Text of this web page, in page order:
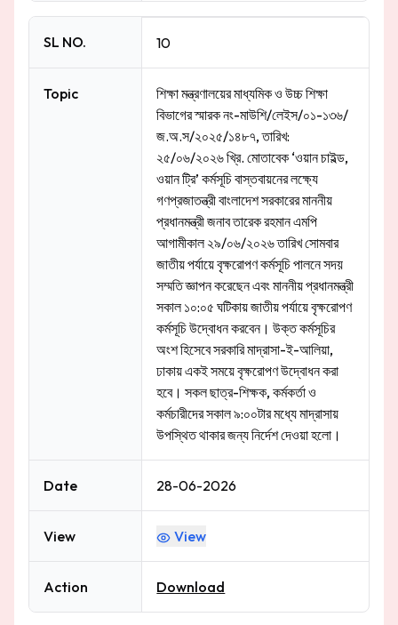
SL NO. 10
Topic
শিক্ষা মন্ত্রণালয়ের মাধ্যমিক ও উচ্চ শিক্ষা
বিভাগের স্মারক নং-মাউশি/লেইস/০১-১৩৬/
জ.অ.স/২০২৫/১৪৮৭, তারিখ:
২৫/০৬/২০২৬ খ্রি. মোতাবেক ‘ওয়ান চাইল্ড,
ওয়ান ট্রি’ কর্মসূচি বাস্তবায়নের লক্ষ্যে
গণপ্রজাতন্ত্রী বাংলাদেশ সরকারের মাননীয়
প্রধানমন্ত্রী জনাব তারেক রহমান এমপি
আগামীকাল ২৯/০৬/২০২৬ তারিখ সোমবার
জাতীয় পর্যায়ে বৃক্ষরোপণ কর্মসূচি পালনে সদয়
সম্মতি জ্ঞাপন করেছেন এবং মাননীয় প্রধানমন্ত্রী
সকাল ১০:০৫ ঘটিকায় জাতীয় পর্যায়ে বৃক্ষরোপণ
কর্মসূচি উদ্বোধন করবেন। উক্ত কর্মসূচির
অংশ হিসেবে সরকারি মাদ্রাসা-ই-আলিয়া,
ঢাকায় একই সময়ে বৃক্ষরোপণ উদ্বোধন করা
হবে। সকল ছাত্র-শিক্ষক, কর্মকর্তা ও
কর্মচারীদের সকাল ৯:০০টার মধ্যে মাদ্রাসায়
উপস্থিত থাকার জন্য নির্দেশ দেওয়া হলো।
Date 28-06-2026
View View
Action Download